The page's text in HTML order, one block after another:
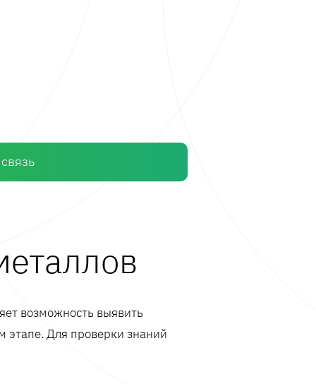
возможность выявить
этапе. Для проверки знаний